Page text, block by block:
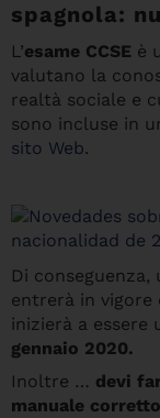
spagnola:
L’esame CCSE è
valutano la
realtà sociale e
sono incluse in
sito Web.
Di conseguenza,
entrerà in vigore
inizierà a essere
gennaio 2020.
Inoltre … devi
manuale